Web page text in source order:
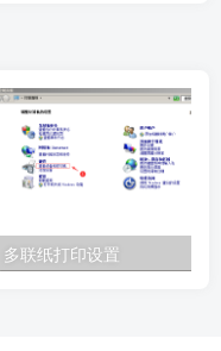
多联纸打印设置